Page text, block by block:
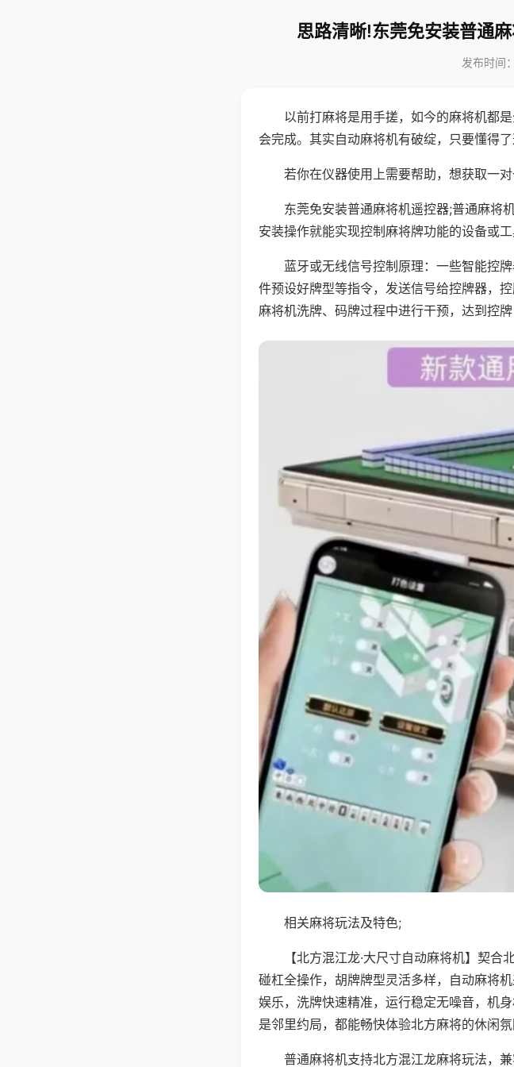
思路清晰!东莞免安装普通
发布时间
以前打麻将是用手搓，如今的麻将机都
会完成。其实自动麻将机有破绽，只要懂得
若你在仪器使用上需要帮助，想获取一
东莞免安装普通麻将机遥控器;普通麻将
安装操作就能实现控制麻将牌功能的设备或工
蓝牙或无线信号控制原理：一些智能控
件预设好牌型等指令，发送信号给控牌器，
麻将机洗牌、码牌过程中进行干预，达到控牌
相关麻将玩法及特色;
【北方混江龙·大尺寸自动麻将机】契
碰杠全操作，胡牌牌型灵活多样，自动麻将
娱乐，洗牌快速精准，运行稳定无噪音，机
是邻里约局，都能畅快体验北方麻将的休闲氛
普通麻将机支持北方混江龙麻将玩法，